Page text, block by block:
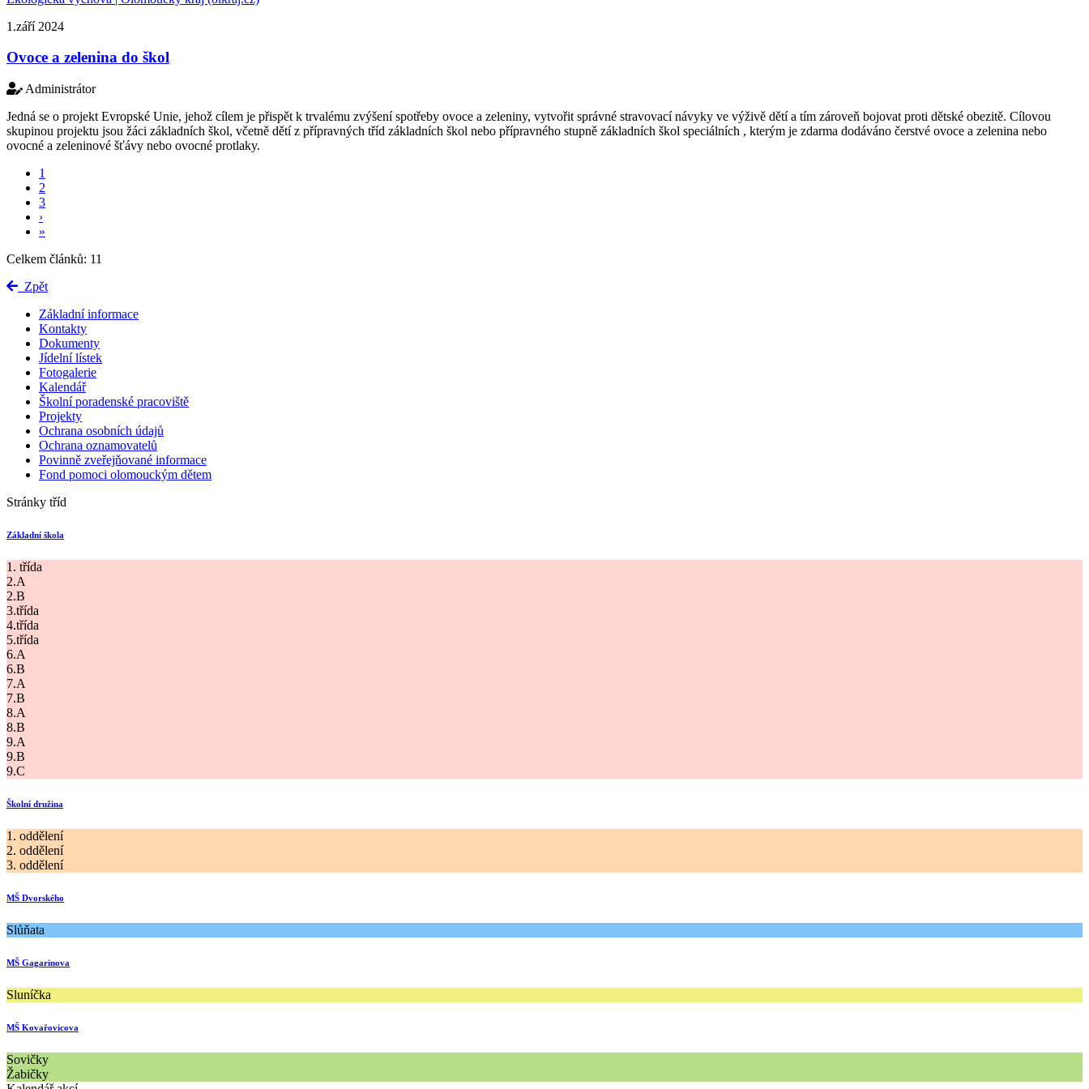
1.září 2024
Ovoce a zelenina do škol
Administrátor
Jedná se o projekt Evropské Unie, jehož cílem je přispět k trvalému zvýšení spotřeby ovoce a zeleniny, vytvořit správné stravovací návyky ve výživě dětí a tím zároveň bojovat proti dětské obezitě. Cílovou
skupinou projektu jsou žáci základních škol, včetně dětí z přípravných tříd základních škol nebo přípravného stupně základních škol speciálních , kterým je zdarma dodáváno čerstvé ovoce a zelenina nebo
ovocné a zeleninové šťávy nebo ovocné protlaky.
1
2
3
›
»
Celkem článků: 11
Zpět
Základní informace
Kontakty
Dokumenty
Jídelní lístek
Fotogalerie
Kalendář
Školní poradenské pracoviště
Projekty
Ochrana osobních údajů
Ochrana oznamovatelů
Povinně zveřejňované informace
Fond pomoci olomouckým dětem
Stránky tříd
Základní škola
1. třída
2.A
2.B
3.třída
4.třída
5.třída
6.A
6.B
7.A
7.B
8.A
8.B
9.A
9.B
9.C
Školní družina
1. oddělení
2. oddělení
3. oddělení
MŠ Dvorského
Slůňata
MŠ Gagarinova
Sluníčka
MŠ Kovařovicova
Sovičky
Žabičky